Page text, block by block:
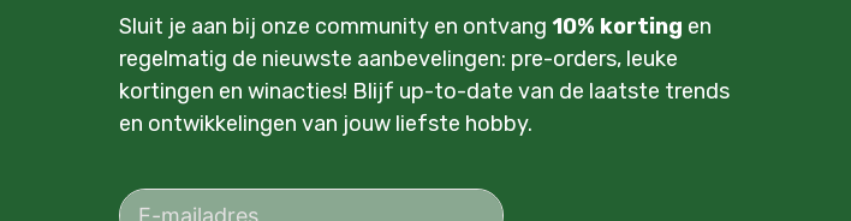
Sluit je aan bij onze community en ontvang 10% korting en
regelmatig de nieuwste aanbevelingen: pre-orders, leuke
kortingen en winacties! Blijf up-to-date van de laatste trends
en ontwikkelingen van jouw liefste hobby.